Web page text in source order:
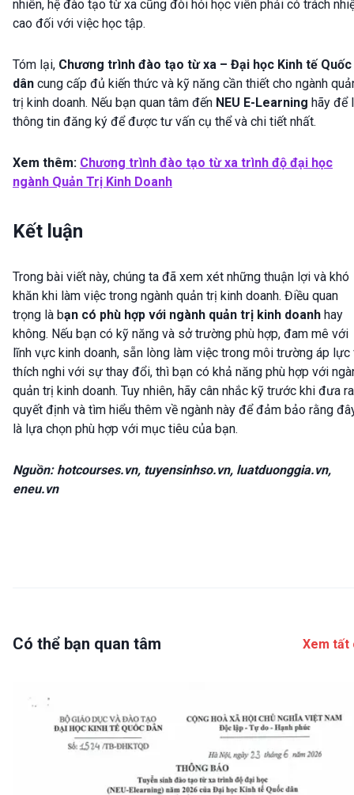
nhiên, hệ đào tạo từ xa cũng đòi hỏi học viên phải có trách
cao đối với việc học tập.
Tóm lại, Chương trình đào tạo từ xa – Đại học Kinh tế Quốc
dân cung cấp đủ kiến thức và kỹ năng cần thiết cho ngành
trị kinh doanh. Nếu bạn quan tâm đến NEU E-Learning hãy để
thông tin đăng ký để được tư vấn cụ thể và chi tiết nhất.
Xem thêm: Chương trình đào tạo từ xa trình độ đại học
ngành Quản Trị Kinh Doanh
Kết luận
Trong bài viết này, chúng ta đã xem xét những thuận lợi và khó
khăn khi làm việc trong ngành quản trị kinh doanh. Điều quan
trọng là bạn có phù hợp với ngành quản trị kinh doanh hay
không. Nếu bạn có kỹ năng và sở trường phù hợp, đam mê với
lĩnh vực kinh doanh, sẵn lòng làm việc trong môi trường áp lực
thích nghi với sự thay đổi, thì bạn có khả năng phù hợp với
quản trị kinh doanh. Tuy nhiên, hãy cân nhắc kỹ trước khi đưa ra
quyết định và tìm hiểu thêm về ngành này để đảm bảo rằng
là lựa chọn phù hợp với mục tiêu của bạn.
Nguồn: hotcourses.vn, tuyensinhso.vn, luatduonggia.vn,
eneu.vn
Có thể bạn quan tâm Xem tất